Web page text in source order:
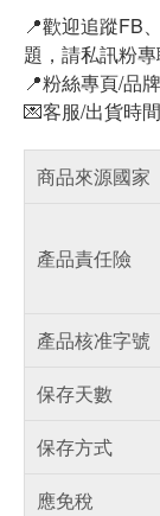
📍歡迎追蹤FB
題，請私訊粉專
📍粉絲專頁/品
💌客服/出貨時
商品來源國家
產品責任險
產品核准字號
保存天數
保存方式
應免稅